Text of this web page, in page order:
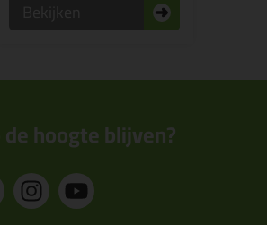
hoogte blijven?